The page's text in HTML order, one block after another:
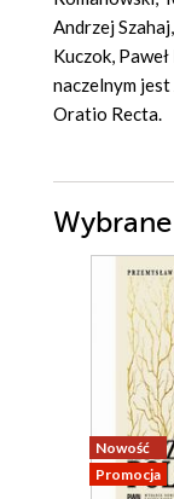
Andrzej
Kuczok,
naczelnym
Oratio Recta.
Nowość
Promocja